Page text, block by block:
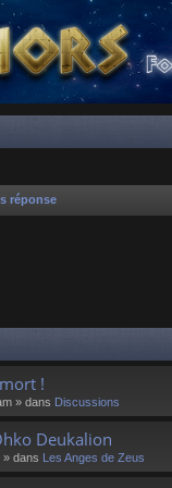
réponse
!
» dans Discussions
Deukalion
» dans Les Anges de Zeus